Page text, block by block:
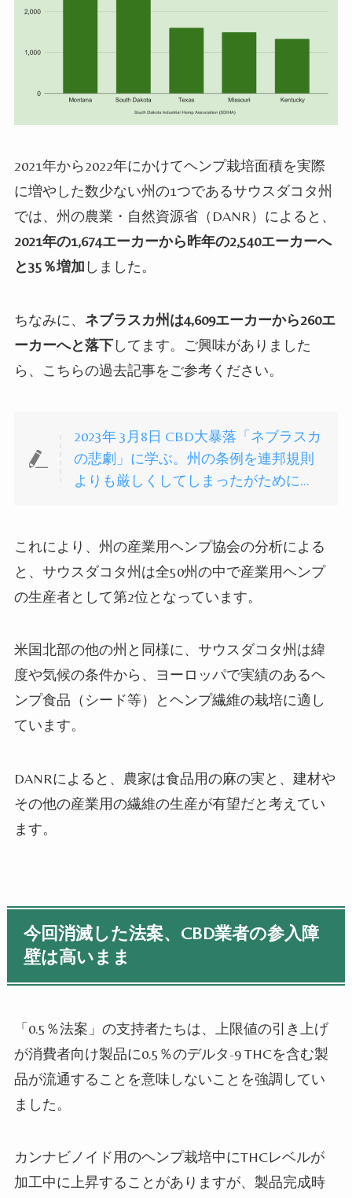
2021年から2022年にかけてヘンプ栽培面積を実際
に増やした数少ない州の1つであるサウスダコタ州
では、州の農業・自然資源省（ DANR）によると、
2021年の1,674エーカーから昨年の2,540エーカーへ
と35％増加 しました。
ちなみに、 ネブラスカ州は4,609エーカーから260エ
ーカーへと落下してます。ご興味がありました
ら、こちらの過去記事をご参考ください。
2023年 3月8日 CBD大暴落「ネブラスカ
の悲劇」に学ぶ。州の条例を連邦規則
よりも厳しくしてしまったがために…
これにより、州の産業用ヘンプ協会の分析による
と、サウスダコタ州は全50州の中で産業用ヘンプ
の生産者として第2位となっています。
米国北部の他の州と同様に、サウスダコタ州は緯
度や気候の条件から、ヨーロッパで実績のあるヘ
ンプ食品（シード等）とヘンプ繊維の栽培に適し
ています。
DANRによると、農家は食品用の麻の実と、建材や
その他の産業用の繊維の生産が有望だと考えてい
ます。
今回消滅した法案、 CBD業者の参入障
壁は高いまま
「0.5 ％法案」の支持者たちは、上限値の引き上げ
が消費者向け製品に0.5 ％のデルタ-9 THCを含む製
品が流通することを意味しないことを強調してい
ました。
カンナビノイド用のヘンプ栽培中にTHCレベルが
加工中に上昇することがありますが、製品完成時